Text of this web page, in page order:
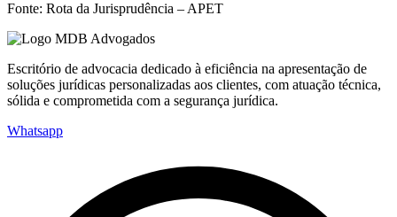
Fonte: Rota da Jurisprudência – APET
Escritório de advocacia dedicado à eficiência na apresentação de
soluções jurídicas personalizadas aos clientes, com atuação técnica,
sólida e comprometida com a segurança jurídica.
Whatsapp